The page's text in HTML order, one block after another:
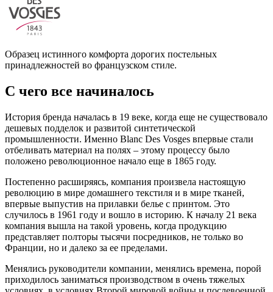
Образец истинного комфорта дорогих постельных
принадлежностей во французском стиле.
С чего все начиналось
История бренда началась в 19 веке, когда еще не существовало
дешевых подделок и развитой синтетической
промышленности. Именно Blanc Des Vosges впервые стали
отбеливать материал на полях – этому процессу было
положено революционное начало еще в 1865 году.
Постепенно расширяясь, компания произвела настоящую
революцию в мире домашнего текстиля и в мире тканей,
впервые выпустив на прилавки белье с принтом. Это
случилось в 1961 году и вошло в историю. К началу 21 века
компания вышла на такой уровень, когда продукцию
представляет полторы тысячи посредников, не только во
Франции, но и далеко за ее пределами.
Менялись руководители компании, менялись времена, порой
приходилось заниматься производством в очень тяжелых